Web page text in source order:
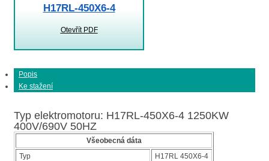
H17RL-450X6-4
Otevřít PDF
Popis
Ke stažení
Typ elektromotoru: H17RL-450X6-4 1250KW
400V/690V 50HZ
Všeobecná dáta
Typ
H17RL 450X6-4